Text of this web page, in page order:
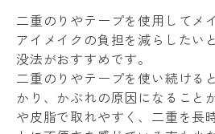
二重のりやテープを使用してメ
アイメイクの負担を減らしたい
没法がおすすめです。
二重のりやテープを使い続ける
かり、かぶれの原因になること
や皮脂で取れやすく、二重を長